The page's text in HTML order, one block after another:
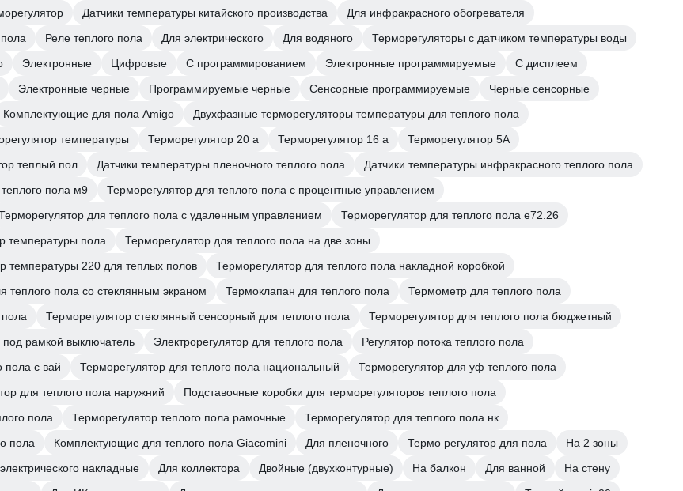
Датчики температуры китайского производства
Для инфракрасного обогревателя
Реле теплого пола Для электрического Для водяного
Терморегуляторы с датчиком температуры воды
Электронные Цифровые С программированием Электронные программируемые
С дисплеем
Электронные черные Программируемые черные Сенсорные программируемые
Черные сенсорные
Комплектующие для пола Amigo
Двухфазные терморегуляторы температуры для теплого пола
температуры Терморегулятор 20 а Терморегулятор 16 а
Терморегулятор 5А
теплый пол Датчики температуры пленочного теплого пола
Датчики температуры инфракрасного теплого пола
пола м9
Терморегулятор для теплого пола с процентные управлением
для теплого пола с удаленным управлением
Терморегулятор для теплого пола е72.26
температуры пола
Терморегулятор для теплого пола на две зоны
температуры 220 для теплых полов
Терморегулятор для теплого пола накладной коробкой
теплого пола со стеклянным экраном Термоклапан для теплого пола
Термометр для теплого пола
Терморегулятор стеклянный сенсорный для теплого пола
Терморегулятор для теплого пола бюджетный
под рамкой выключатель Электрорегулятор для теплого пола
Регулятор потока теплого пола
пола с вай Терморегулятор для теплого пола национальный
Терморегулятор для уф теплого пола
для теплого пола наружний
Подставочные коробки для терморегуляторов теплого пола
пола Терморегулятор теплого пола рамочные
Терморегулятор для теплого пола нк
пола Комплектующие для теплого пола Giacomini Для пленочного Термо регулятор для пола
На 2 зоны
накладные Для коллектора Двойные (двухконтурные) На балкон Для ванной
На стену